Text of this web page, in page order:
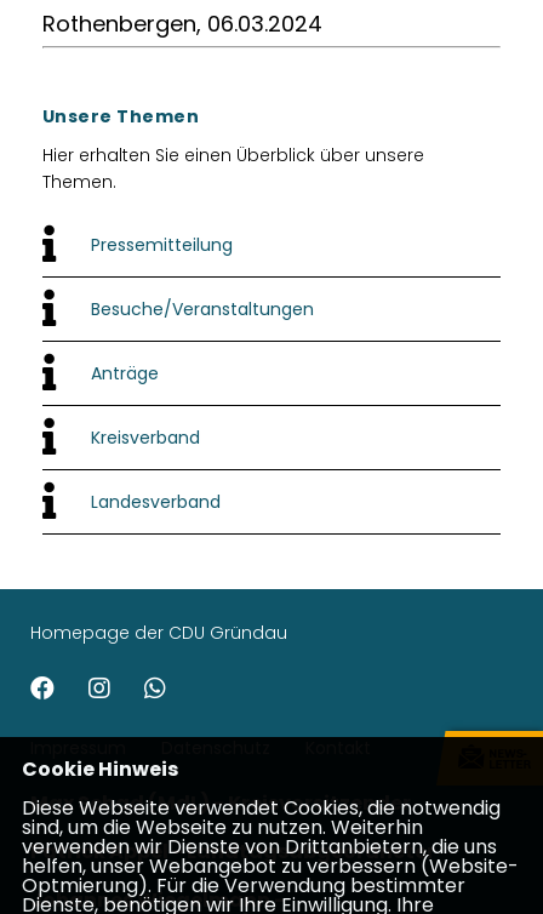
Rothenbergen, 06.03.2024
Unsere Themen
Hier erhalten Sie einen Überblick über unsere
Themen.
Pressemitteilung
Besuche/Veranstaltungen
Anträge
Kreisverband
Landesverband
Homepage der CDU Gründau
Max Schad (MdL) - Kreisvorsitzender
Patrick Appel - Landtagsabgeordneter
Johannes Wiegelmann -
Cookie Hinweis
Diese Webseite verwendet Cookies, die notwendig
sind, um die Webseite zu nutzen. Weiterhin
verwenden wir Dienste von Drittanbietern, die uns
helfen, unser Webangebot zu verbessern (Website-
Optmierung). Für die Verwendung bestimmter
Dienste, benötigen wir Ihre Einwilligung. Ihre